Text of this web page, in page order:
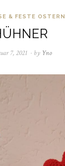
& FESTE OSTERN
7, 2021 April
2021
by Yno